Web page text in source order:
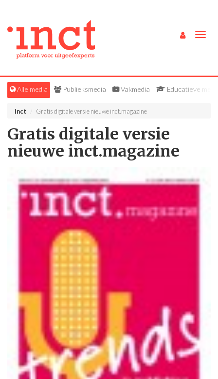
Alle media Publieksmedia Vakmedia Educatieve
inct Gratis digitale versie nieuwe inct.magazine
Gratis digitale versie
nieuwe inct.magazine